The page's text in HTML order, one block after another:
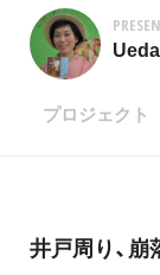
プロジェクト
井戸周り、